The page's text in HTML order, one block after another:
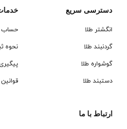
دسترسی سریع
انگشتر طلا
گردنبند طلا
گوشواره طلا
دستبند طلا
حساب
نحوه
ارتباط با ما